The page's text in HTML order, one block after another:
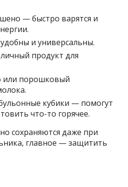
— быстро варятся и
и универсальны.
продукт для
или порошковый
кубики — помогут
что-то горячее.
сохраняются даже при
главное — защитить